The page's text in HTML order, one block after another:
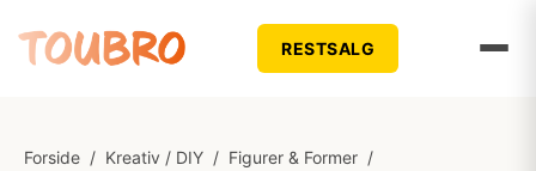
RESTSALG
Forside / Kreativ / DIY / Figurer & Former /